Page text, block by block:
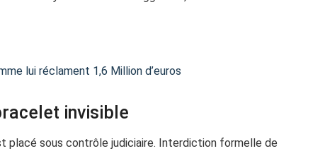
lui réclament 1,6 Million d’euros
invisible
placé sous contrôle judiciaire. Interdiction formelle de